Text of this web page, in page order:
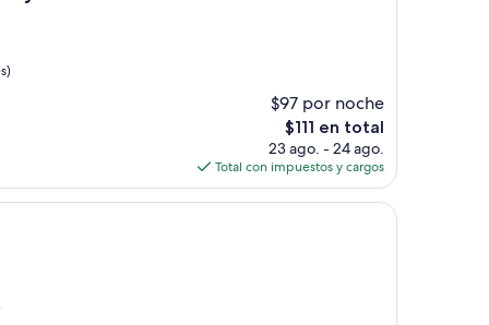
$97 por noche
El
precio
actual
es
de
$111 en total
23 ago. - 24 ago.
Total con impuestos y cargos